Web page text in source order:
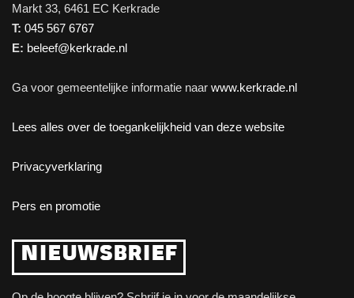
Markt 33, 6461 EC Kerkrade
T: 045 567 6767
E: beleef@kerkrade.nl
Ga voor gemeentelijke informatie naar www.kerkrade.nl
Lees alles over de toegankelijkheid van deze website
Privacyverklaring
Pers en promotie
NIEUWSBRIEF